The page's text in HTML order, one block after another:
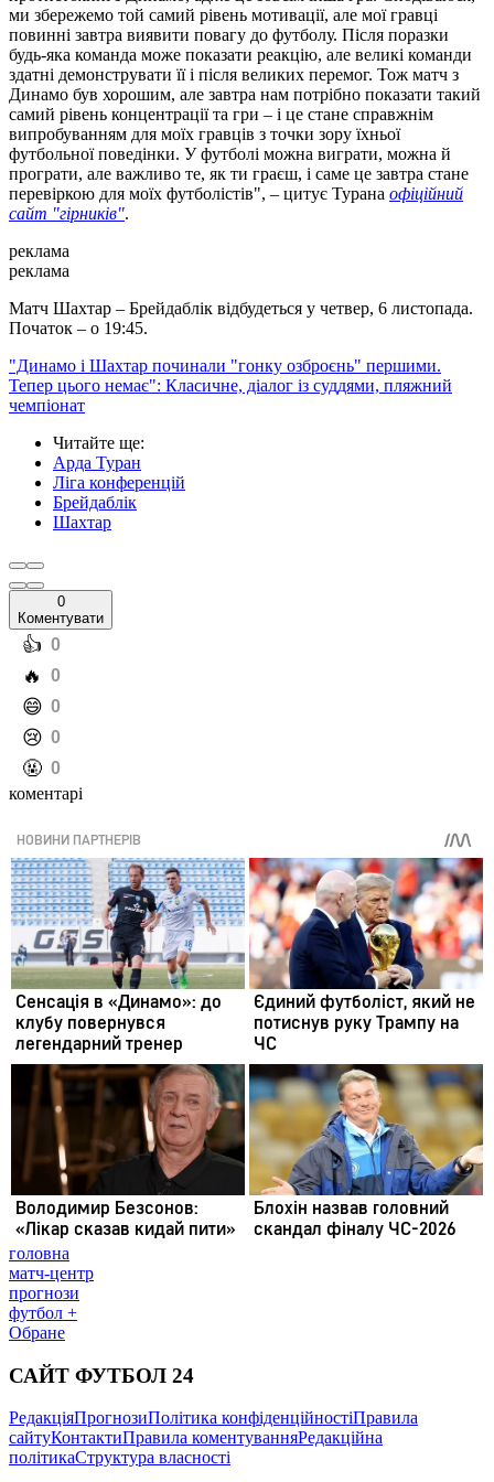
ми збережемо той самий рівень мотивації, але мої гравці
повинні завтра виявити повагу до футболу. Після поразки
будь-яка команда може показати реакцію, але великі команди
здатні демонструвати її і після великих перемог. Тож матч з
Динамо був хорошим, але завтра нам потрібно показати такий
самий рівень концентрації та гри – і це стане справжнім
випробуванням для моїх гравців з точки зору їхньої
футбольної поведінки. У футболі можна виграти, можна й
програти, але важливо те, як ти граєш, і саме це завтра стане
перевіркою для моїх футболістів", – цитує Турана офіційний
сайт "гірників".
реклама
реклама
Матч Шахтар – Брейдаблік відбудеться у четвер, 6 листопада.
Початок – о 19:45.
"Динамо і Шахтар починали "гонку озброєнь" першими.
Тепер цього немає": Класичне, діалог із суддями, пляжний
чемпіонат
Читайте ще:
Арда Туран
Ліга конференцій
Брейдаблік
Шахтар
0
Коментувати
️👍 0
️🔥 0
️😄 0
️😢 0
️🤬 0
коментарі
головна
матч-центр
прогнози
футбол +
Обране
САЙТ ФУТБОЛ 24
РедакціяПрогнозиПолітика конфіденційностіПравила
сайтуКонтактиПравила коментуванняРедакційна
політикаСтруктура власності